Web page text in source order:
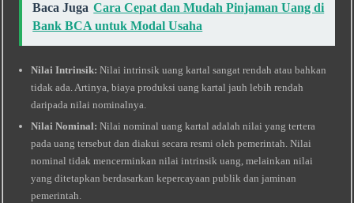
Baca Juga Cara Cepat dan Mudah Pinjaman Uang di
Bank BCA untuk Modal Usaha
Nilai Intrinsik: Nilai intrinsik uang kartal sangat rendah atau bahkan
tidak ada. Artinya, biaya produksi uang kartal jauh lebih rendah
daripada nilai nominalnya.
Nilai Nominal: Nilai nominal uang kartal adalah nilai yang tertera
pada uang tersebut dan diakui secara resmi oleh pemerintah. Nilai
nominal tidak mencerminkan nilai intrinsik uang, melainkan nilai
yang ditetapkan berdasarkan kepercayaan publik dan jaminan
pemerintah.